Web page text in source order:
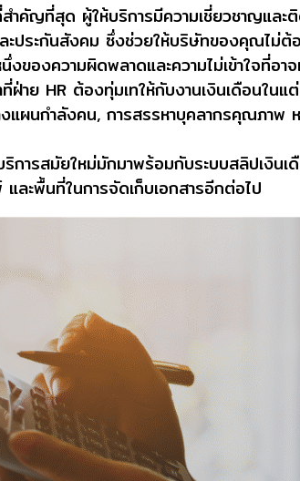
ำคัญที่สุด ผู้ให้บริการมีความเชี่ยวชาญและ
ประกันสังคม ซึ่งช่วยให้บริษัทของคุณไม่ต้
งของความผิดพลาดและความไม่เข้าใจที่อา
ที่ฝ่าย HR ต้องทุ่มเทให้กับงานเงินเดือนใน
ผนกำลังคน, การสรรหาบุคลากรคุณภาพ
ริการสมัยใหม่มักมาพร้อมกับระบบสลิปเงิน
ะพื้นที่ในการจัดเก็บเอกสารอีกต่อไป